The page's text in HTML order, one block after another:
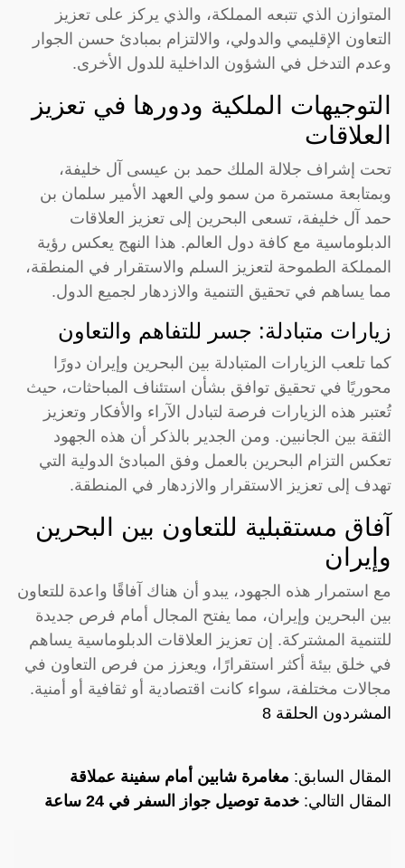
المتوازن الذي تتبعه المملكة، والذي يركز على تعزيز
التعاون الإقليمي والدولي، والالتزام بمبادئ حسن الجوار
وعدم التدخل في الشؤون الداخلية للدول الأخرى.
التوجيهات الملكية ودورها في تعزيز
العلاقات
تحت إشراف جلالة الملك حمد بن عيسى آل خليفة،
وبمتابعة مستمرة من سمو ولي العهد الأمير سلمان بن
حمد آل خليفة، تسعى البحرين إلى تعزيز العلاقات
الدبلوماسية مع كافة دول العالم. هذا النهج يعكس رؤية
المملكة الطموحة لتعزيز السلم والاستقرار في المنطقة،
مما يساهم في تحقيق التنمية والازدهار لجميع الدول.
زيارات متبادلة: جسر للتفاهم والتعاون
كما تلعب الزيارات المتبادلة بين البحرين وإيران دورًا
محوريًا في تحقيق توافق بشأن استئناف المباحثات، حيث
تُعتبر هذه الزيارات فرصة لتبادل الآراء والأفكار وتعزيز
الثقة بين الجانبين. ومن الجدير بالذكر أن هذه الجهود
تعكس التزام البحرين بالعمل وفق المبادئ الدولية التي
تهدف إلى تعزيز الاستقرار والازدهار في المنطقة.
آفاق مستقبلية للتعاون بين البحرين
وإيران
مع استمرار هذه الجهود، يبدو أن هناك آفاقًا واعدة للتعاون
بين البحرين وإيران، مما يفتح المجال أمام فرص جديدة
للتنمية المشتركة. إن تعزيز العلاقات الدبلوماسية يساهم
في خلق بيئة أكثر استقرارًا، ويعزز من فرص التعاون في
مجالات مختلفة، سواء كانت اقتصادية أو ثقافية أو أمنية.
المشردون الحلقة 8
المقال السابق: مغامرة شابين أمام سفينة عملاقة
المقال التالي: خدمة توصيل جواز السفر في 24 ساعة